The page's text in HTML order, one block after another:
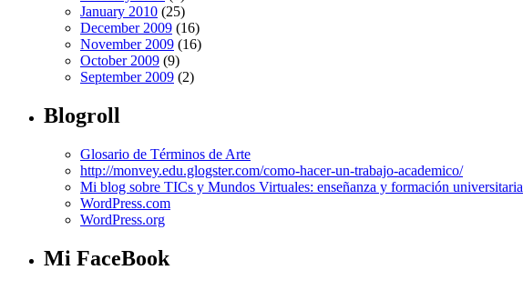
January 2010 (25)
December 2009 (16)
November 2009 (16)
October 2009 (9)
September 2009 (2)
Blogroll
Glosario de Términos de Arte
http://monvey.edu.glogster.com/como-hacer-un-trabajo-academico/
Mi blog sobre TICs y Mundos Virtuales: enseñanza y formación universitaria
WordPress.com
WordPress.org
Mi FaceBook